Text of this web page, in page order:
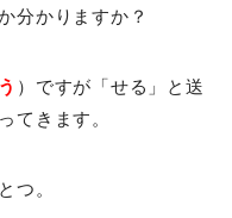
分かりますか？
）ですが「せる」と送
てきます。
つ。